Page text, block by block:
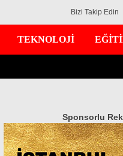
Bizi Takip Edin
TEKNOLOJİ
Sponsorlu